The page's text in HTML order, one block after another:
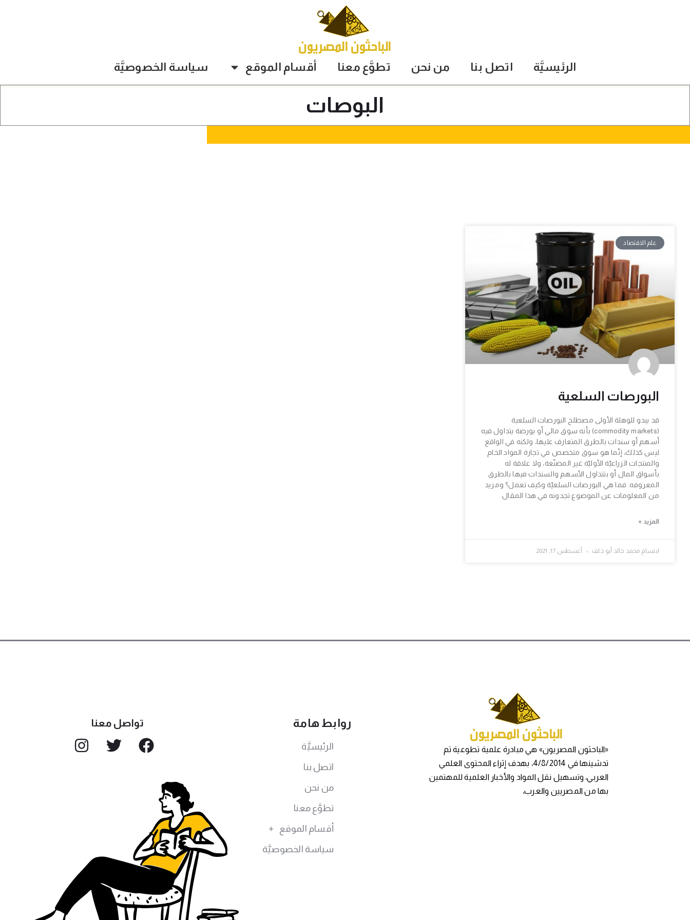
الرئيسيَّة اتصل بنا من نحن تطوَّع معنا أقسام الموقع سياسة الخصوصيَّة
البوصات
علم الاقتصاد
البورصات السلعية
قد يبدو للوهلة الأولى مصطلح البورصات السلعية
(commodity markets) بأنه سوق مالي أو بورصة يتداول فيه
أسهم أو سندات بالطرق المتعارف عليها، ولكنه في الواقع
ليس كذلك، إنّما هو سوق متخصص في تجارة المواد الخام
والمنتجات الزراعيّة الأوليّة غير المصنّعة، ولا علاقة له
بأسواق المال أو بتتداول الأسهم والسندات فيها بالطرق
المعروفه. فما هي البورصات السلعيّة وكيف تعمل؟ ومزيد
من المعلومات عن الموضوع تجدونه في هذا المقال.
المزيد »
ابتسام محمد خالد أبو خلف أغسطس 17, 2021
«الباحثون المصريون» هي مبادرة علمية تطوعية تم
تدشينها في 4/8/2014، بهدف إثراء المحتوى العلمي
العربي، وتسهيل نقل المواد والأخبار العلمية للمهتمين
بها من المصريين والعرب،
روابط هامة
الرئيسيَّة
اتصل بنا
من نحن
تطوَّع معنا
أقسام الموقع
سياسة الخصوصيَّة
تواصل معنا